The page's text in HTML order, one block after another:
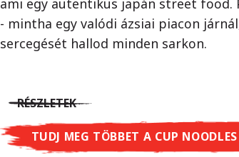
karamellizált csirke íze és a pirított
ínycsiklandó kombinációja
ízélményt nyújt.
TUDJ MEG TÖBBET A NISSIN
ami egy autentikus japán street food.
- mintha egy valódi ázsiai piacon
sercegését hallod minden sarkon.
RÉSZLETEK
TUDJ MEG TÖBBET A CUP